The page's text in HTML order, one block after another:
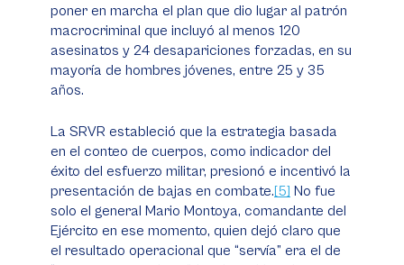
poner en marcha el plan que dio lugar al patrón
macrocriminal que incluyó al menos 120
asesinatos y 24 desapariciones forzadas, en su
mayoría de hombres jóvenes, entre 25 y 35
años.
La SRVR estableció que la estrategia basada
en el conteo de cuerpos, como indicador del
éxito del esfuerzo militar, presionó e incentivó la
presentación de bajas en combate.[5] No fue
solo el general Mario Montoya, comandante del
Ejército en ese momento, quien dejó claro que
el resultado operacional que “servía” era el de